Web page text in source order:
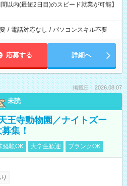
以内(最短2日目)のスピード就業が可能】
/ 電話対応なし / パソコンスキル不要
応募する 詳細へ
掲載日：2026.08.07
未読
寺動物園／ナイトズー
集！
経験OK 大学生歓迎 ブランクOK